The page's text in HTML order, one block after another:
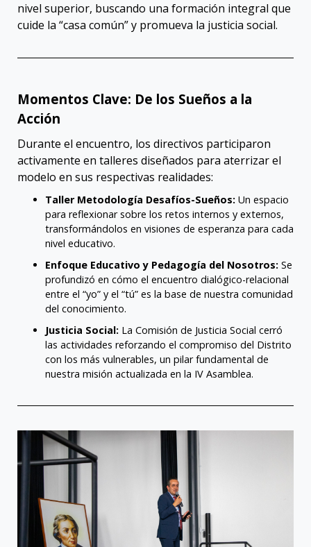
nivel superior, buscando una formación integral que
cuide la “casa común” y promueva la justicia social.
Momentos Clave: De los Sueños a la
Acción
Durante el encuentro, los directivos participaron
activamente en talleres diseñados para aterrizar el
modelo en sus respectivas realidades:
Taller Metodología Desafíos-Sueños: Un espacio
para reflexionar sobre los retos internos y externos,
transformándolos en visiones de esperanza para cada
nivel educativo.
Enfoque Educativo y Pedagogía del Nosotros: Se
profundizó en cómo el encuentro dialógico-relacional
entre el “yo” y el “tú” es la base de nuestra comunidad
del conocimiento.
Justicia Social: La Comisión de Justicia Social cerró
las actividades reforzando el compromiso del Distrito
con los más vulnerables, un pilar fundamental de
nuestra misión actualizada en la IV Asamblea.